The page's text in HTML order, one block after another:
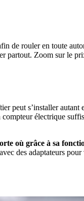
de rouler en toute
partout. Zoom sur le
peut s’installer autant
électrique
où grâce à sa
des adaptateurs